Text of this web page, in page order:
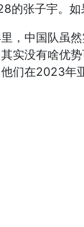
的张子宇。如
，中国队虽
实没有啥优
们在2023年